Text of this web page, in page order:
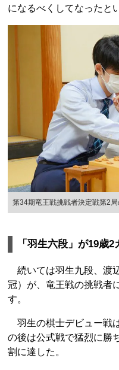
になるべくしてなったと
第34期竜王戦挑戦者決定戦第2
「羽生六段」が19歳
続いては羽生九段、渡
冠）が、竜王戦の挑戦者
す。
羽生の棋士デビュー戦
の後は公式戦で猛烈に勝
割に達した。